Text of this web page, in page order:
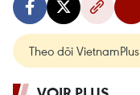
Theo dõi VietnamPlus